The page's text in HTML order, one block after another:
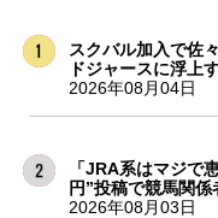
スクバル加入で佐
ドジャースに浮上
2026年08月04日
「JRA系はマジで
円”投稿で競馬関
2026年08月03日